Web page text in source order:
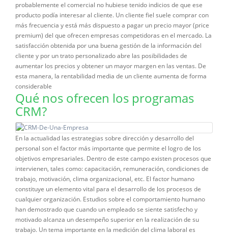
probablemente el comercial no hubiese tenido indicios de que ese
producto podía interesar al cliente. Un cliente fiel suele comprar con
más frecuencia y está más dispuesto a pagar un precio mayor (price
premium) del que ofrecen empresas competidoras en el mercado. La
satisfacción obtenida por una buena gestión de la información del
cliente y por un trato personalizado abre las posibilidades de
aumentar los precios y obtener un mayor margen en las ventas. De
esta manera, la rentabilidad media de un cliente aumenta de forma
considerable
Qué nos ofrecen los programas
CRM?
En la actualidad las estrategias sobre dirección y desarrollo del
personal son el factor más importante que permite el logro de los
objetivos empresariales. Dentro de este campo existen procesos que
intervienen, tales como: capacitación, remuneración, condiciones de
trabajo, motivación, clima organizacional, etc. El factor humano
constituye un elemento vital para el desarrollo de los procesos de
cualquier organización. Estudios sobre el comportamiento humano
han demostrado que cuando un empleado se siente satisfecho y
motivado alcanza un desempeño superior en la realización de su
trabajo. Un tema importante en la medición del clima laboral es